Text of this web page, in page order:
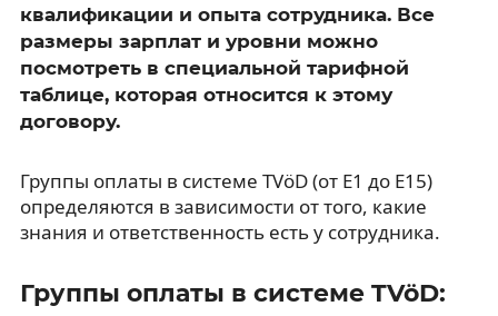
квалификации и опыта сотрудника. Все
размеры зарплат и уровни можно
посмотреть в специальной тарифной
таблице, которая относится к этому
договору.
Группы оплаты в системе TVöD (от E1 до E15)
определяются в зависимости от того, какие
знания и ответственность есть у сотрудника.
Группы оплаты в системе TVöD: